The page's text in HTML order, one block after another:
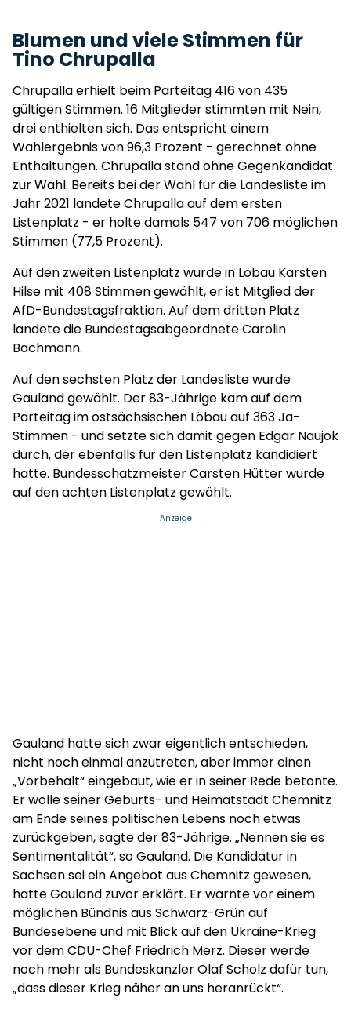
Blumen und viele Stimmen für
Tino Chrupalla
Chrupalla erhielt beim Parteitag 416 von 435
gültigen Stimmen. 16 Mitglieder stimmten mit Nein,
drei enthielten sich. Das entspricht einem
Wahlergebnis von 96,3 Prozent - gerechnet ohne
Enthaltungen. Chrupalla stand ohne Gegenkandidat
zur Wahl. Bereits bei der Wahl für die Landesliste im
Jahr 2021 landete Chrupalla auf dem ersten
Listenplatz - er holte damals 547 von 706 möglichen
Stimmen (77,5 Prozent).
Auf den zweiten Listenplatz wurde in Löbau Karsten
Hilse mit 408 Stimmen gewählt, er ist Mitglied der
AfD-Bundestagsfraktion. Auf dem dritten Platz
landete die Bundestagsabgeordnete Carolin
Bachmann.
Auf den sechsten Platz der Landesliste wurde
Gauland gewählt. Der 83-Jährige kam auf dem
Parteitag im ostsächsischen Löbau auf 363 Ja-
Stimmen - und setzte sich damit gegen Edgar Naujok
durch, der ebenfalls für den Listenplatz kandidiert
hatte. Bundesschatzmeister Carsten Hütter wurde
auf den achten Listenplatz gewählt.
Anzeige
Gauland hatte sich zwar eigentlich entschieden,
nicht noch einmal anzutreten, aber immer einen
„Vorbehalt“ eingebaut, wie er in seiner Rede betonte.
Er wolle seiner Geburts- und Heimatstadt Chemnitz
am Ende seines politischen Lebens noch etwas
zurückgeben, sagte der 83-Jährige. „Nennen sie es
Sentimentalität“, so Gauland. Die Kandidatur in
Sachsen sei ein Angebot aus Chemnitz gewesen,
hatte Gauland zuvor erklärt. Er warnte vor einem
möglichen Bündnis aus Schwarz-Grün auf
Bundesebene und mit Blick auf den Ukraine-Krieg
vor dem CDU-Chef Friedrich Merz. Dieser werde
noch mehr als Bundeskanzler Olaf Scholz dafür tun,
„dass dieser Krieg näher an uns heranrückt“.